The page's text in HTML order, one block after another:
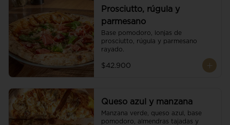
Prosciutto, rúgula y
parmesano
Base pomodoro, lonjas de
prosciutto, rúgula y parmesano
rayado.
$42.900
Queso azul y manzana
Manzana verde, queso azul, base
pomodoro, almendras tajadas y